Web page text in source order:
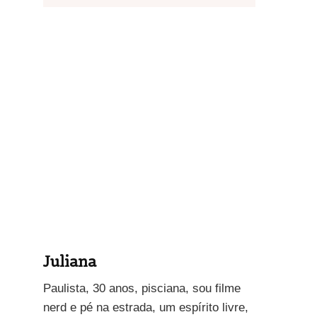
Juliana
Paulista, 30 anos, pisciana, sou filme
nerd e pé na estrada, um espírito livre,